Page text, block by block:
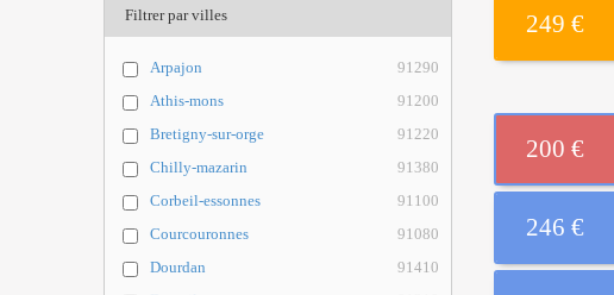
Filtrer par villes
Arpajon
91290
Athis-mons
91200
Bretigny-sur-orge
91220
Chilly-mazarin
91380
Corbeil-essonnes
91100
Courcouronnes
91080
Dourdan
91410
249 €
200 €
246 €